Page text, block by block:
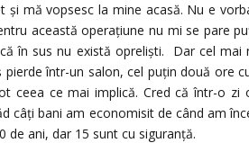
și mă vopsesc la mine acasă. Nu e
această operațiune nu mi se pare
în sus nu există opreliști. Dar cel mai
într-un salon, cel puțin două ore
ceea ce mai implică. Cred că într-o zi
câți bani am economisit de când am
de ani, dar 15 sunt cu siguranță.